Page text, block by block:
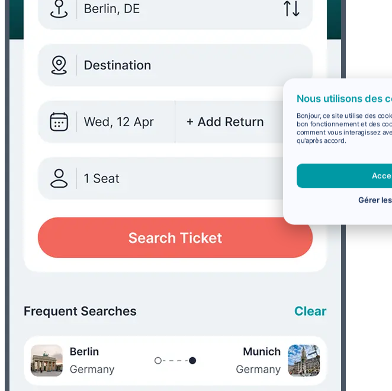
Nous utilisons des
Bonjour, ce site utilise des
bon fonctionnement et des
comment vous interagissez
qu'après accord.
Gérer